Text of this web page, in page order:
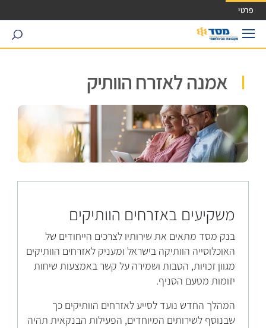
גישה ישירה לכפתור כניסה לחשבונך
פרטי
search
אמנה לאזרח הוותיק
משקיעים באזרחים הוותיקים
בנק מסד מתאים את שירותיו לצרכים הייחודים של
האוכלוסייה הוותיקה בישראל ומעניק לאזרחים הוותיקים
מגוון זכויות, הטבות ושמירה על קשר באמצעות שיחות
יזומות מטעם הסניף.
המהלך החדש נועד לסייע לאזרחים הוותיקים כך
שבנוסף לשירותים המיוחדים, הפעילות הבנקאית תהיה